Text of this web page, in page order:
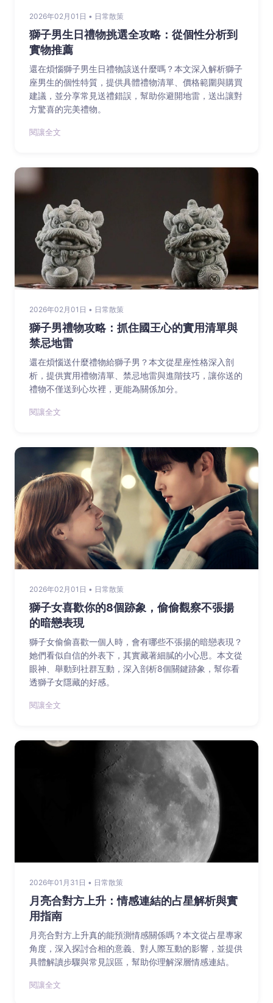
2026年02月01日 • 日常散策
獅子男生日禮物挑選全攻略：從個性分析到
實物推薦
還在煩惱獅子男生日禮物該送什麼嗎？本文深入解析獅子
座男生的個性特質，提供具體禮物清單、價格範圍與購買
建議，並分享常見送禮錯誤，幫助你避開地雷，送出讓對
方驚喜的完美禮物。
閱讓全文
2026年02月01日 • 日常散策
獅子男禮物攻略：抓住國王心的實用清單與
禁忌地雷
還在煩惱送什麼禮物給獅子男？本文從星座性格深入剖
析，提供實用禮物清單、禁忌地雷與進階技巧，讓你送的
禮物不僅送到心坎裡，更能為關係加分。
閱讓全文
2026年02月01日 • 日常散策
獅子女喜歡你的8個跡象，偷偷觀察不張揚
的暗戀表現
獅子女偷偷喜歡一個人時，會有哪些不張揚的暗戀表現？
她們看似自信的外表下，其實藏著細膩的小心思。本文從
眼神、舉動到社群互動，深入剖析8個關鍵跡象，幫你看
透獅子女隱藏的好感。
閱讓全文
2026年01月31日 • 日常散策
月亮合對方上升：情感連結的占星解析與實
用指南
月亮合對方上升真的能預測情感關係嗎？本文從占星專家
角度，深入探討合相的意義、對人際互動的影響，並提供
具體解讀步驟與常見誤區，幫助你理解深層情感連結。
閱讓全文